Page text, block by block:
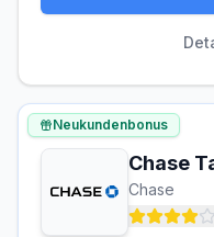
flexibel, täglich
kündbar
MINDESTEINLAGE
1 €
Chase
Chase
Neukundenbonus